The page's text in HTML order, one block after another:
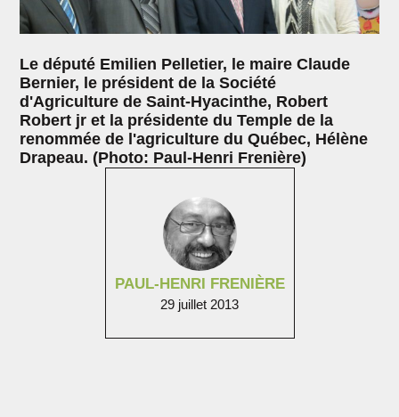
PAUL-HENRI FRENIÈRE
29 juillet 2013
Le député Emilien Pelletier, le maire Claude
Bernier, le président de la Société
d'Agriculture de Saint-Hyacinthe, Robert
Robert jr et la présidente du Temple de la
renommée de l'agriculture du Québec, Hélène
Drapeau. (Photo: Paul-Henri Frenière)